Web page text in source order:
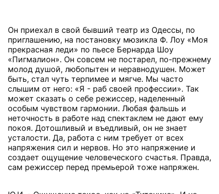
Он приехал в свой бывший театр из Одессы, по
приглашению, на постановку мюзикла Ф. Лоу «Моя
прекрасная леди» по пьесе Бернарда Шоу
«Пигмалион». Он совсем не постарел, по-прежнему
молод душой, любопытен и неравнодушен. Может
быть, стал чуть терпимее и мягче. Мы часто
слышим от него: «Я - раб своей профессии». Так
может сказать о себе режиссер, наделенный
особым чувством гармонии. Любая фальшь и
неточность в работе над спектаклем не дают ему
покоя. Дотошливый и въедливый, он не знает
усталости. Да, работа с ним требует от всех
напряжения сил и нервов. Но это напряжение и
создает ощущение человеческого счастья. Правда,
сам режиссер перед премьерой тоже напряжен.